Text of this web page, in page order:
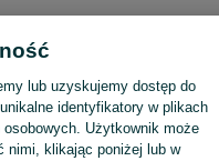
aby skontaktować się z
lub uzyskujemy dostęp do
identyfikatory w plikach
Użytkownik może
nimi, klikając poniżej lub w